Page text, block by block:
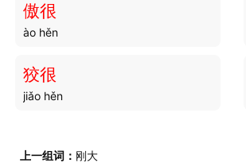
刚铠
刚躁
傲很
ào hěn
狡很
jiǎo hěn
上一组词： 刚大